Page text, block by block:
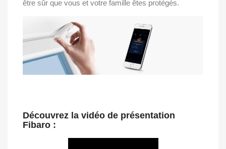
être sûr que vous et votre famille êtes protégés.
Découvrez la vidéo de présentation
Fibaro :